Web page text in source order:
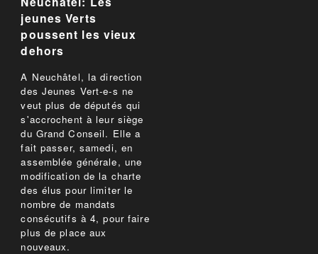
jeunes Verts
poussent les vieux
dehors
A Neuchâtel, la direction
des Jeunes Vert-e-s ne
veut plus de députés qui
s'accrochent à leur siège
du Grand Conseil. Elle a
fait passer, samedi, en
assemblée générale, une
modification de la charte
des élus pour limiter le
nombre de mandats
consécutifs à 4, pour faire
plus de place aux
nouveaux.